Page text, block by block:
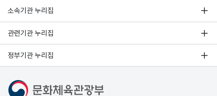
소속기관 누리집
관련기관 누리집
정부기관 누리집
문화체육관광부